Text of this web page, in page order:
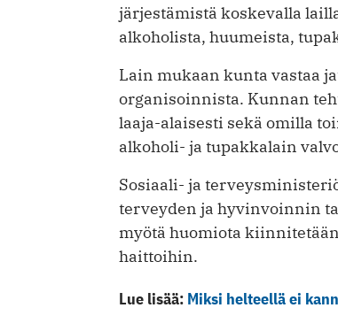
järjestämistä koskevalla
alkoholista, huumeista,
Lain mukaan kunta vastaa
organisoinnista. Kunnan
laaja-alaisesti sekä omilla
alkoholi- ja tupakkalain
Sosiaali- ja
terveyden ja hyvinvoinnin
myötä huomiota
haittoihin.
Lue lisää: Miksi helteellä ei